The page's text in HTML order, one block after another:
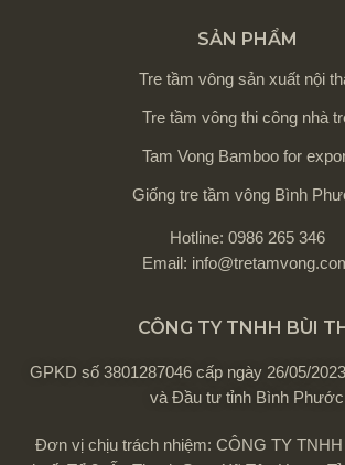
SẢN PHẨM
Tre tầm vông sản xuất nội
Tre tầm vông thi công nhà
Tam Vong Bamboo for
Giống tre tầm vông Bình
Hotline: 0986 265 346
Email:
CÔNG TY TNHH BÙI THI
GPKD số 3801287046 cấp ngày 26/05/
và Đầu tư tỉnh Bình Phước
Đơn vị chịu trách nhiệm: CÔNG TY